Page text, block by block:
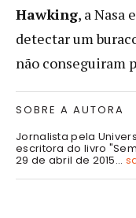
Hawking, a Nasa
detectar um
não conseguiram
SOBRE A AUTORA
Jornalista pela
escritora do livro
29 de abril de 2015...